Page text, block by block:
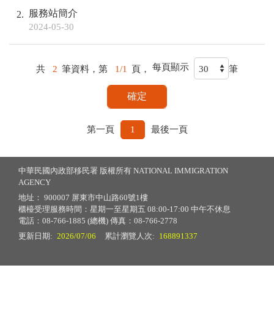
2 服務站簡介
2024-05-30
共 2 筆資料，第 1/1 頁， 每頁顯示 筆
第一頁 1 最後一頁
中華民國內政部移民署 版權所有 NATIONAL IMMIGRATION
AGENCY
地址： 900007 屏東市中山路60號1樓
櫃檯受理服務時間：星期一至星期五 08:00-17:00 中午不休息
電話：08-766-1885 (總機) 傳真：08-766-2778
更新日期: 2026/07/06 累計瀏覽人次: 168891337